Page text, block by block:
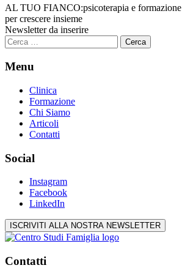
AL TUO FIANCO:psicoterapia e formazione
per crescere insieme
Newsletter da inserire
Ricerca
per:
Menu
Clinica
Formazione
Chi Siamo
Articoli
Contatti
Social
Instagram
Facebook
LinkedIn
ISCRIVITI ALLA NOSTRA NEWSLETTER
Contatti